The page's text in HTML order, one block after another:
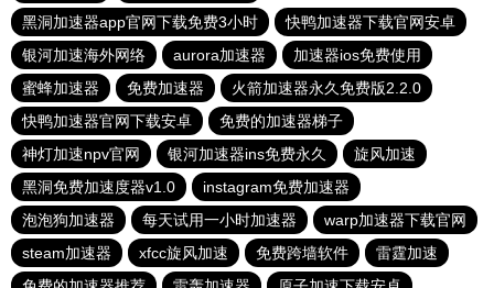
黑洞加速器app官网下载免费3小时
快鸭加速器下载官网安卓
银河加速海外网络
aurora加速器
加速器ios免费使用
蜜蜂加速器
免费加速器
火箭加速器永久免费版2.2.0
快鸭加速器官网下载安卓
免费的加速器梯子
神灯加速npv官网
银河加速器ins免费永久
旋风加速
黑洞免费加速度器v1.0
instagram免费加速器
泡泡狗加速器
每天试用一小时加速器
warp加速器下载官网
steam加速器
xfcc旋风加速 免费跨墙软件
雷霆加速